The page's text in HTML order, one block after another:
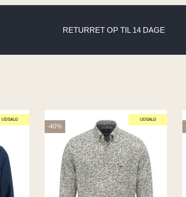
RETURRET OP TIL 14 DAGE
UDSALG UDSALG
-40%